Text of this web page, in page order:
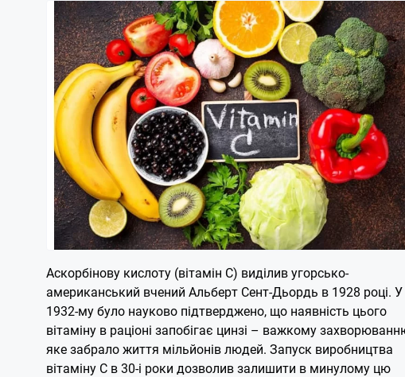
Аскорбінову кислоту (вітамін С) виділив угорсько-
американський вчений Альберт Сент-Дьордь в 1928 році. У
1932-му було науково підтверджено, що наявність цього
вітаміну в раціоні запобігає цинзі – важкому
яке забрало життя мільйонів людей. Запуск виробництва
вітаміну С в 30-і роки дозволив залишити в минулому цю